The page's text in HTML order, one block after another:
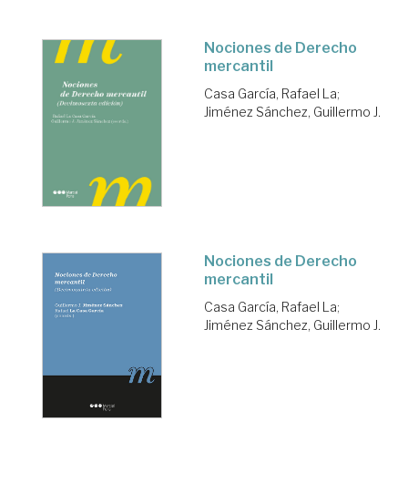
Nociones de Derecho
mercantil
Casa García, Rafael La;
Jiménez Sánchez, Guillermo J.
Nociones de Derecho
mercantil
Casa García, Rafael La;
Jiménez Sánchez, Guillermo J.